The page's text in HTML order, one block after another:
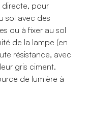
directe, pour
sol avec des
ou à fixer au sol
de la lampe (en
résistance, avec
gris ciment.
de lumière à